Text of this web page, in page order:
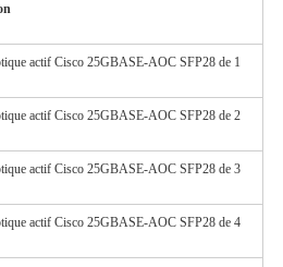
actif Cisco 25GBASE-AOC SFP28 de 1
actif Cisco 25GBASE-AOC SFP28 de 2
actif Cisco 25GBASE-AOC SFP28 de 3
actif Cisco 25GBASE-AOC SFP28 de 4